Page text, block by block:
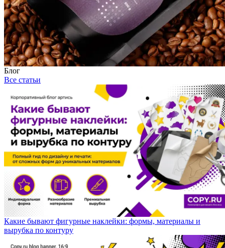
Блог
Все статьи
Какие бывают фигурные наклейки: формы, материалы и
вырубка по контуру